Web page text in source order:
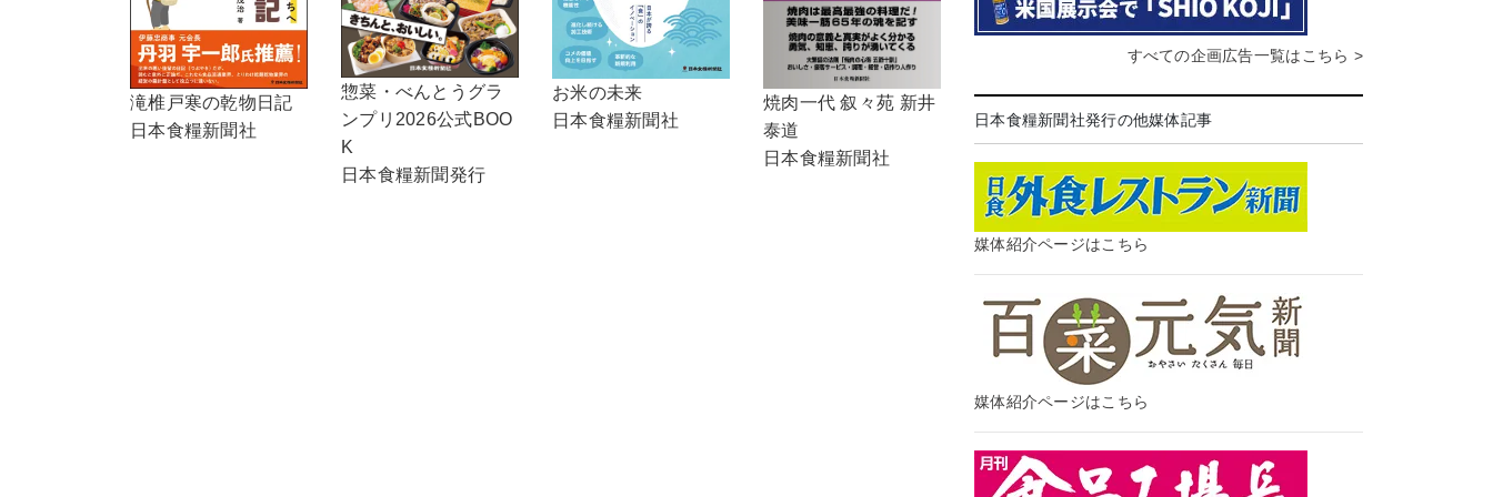
滝椎戸寒の乾物日記
日本食糧新聞社
惣菜・べんとうグラ
ンプリ2026公式BOO
K
日本食糧新聞発行
お米の未来
日本食糧新聞社
焼肉一代 叙々苑 新井
泰道
日本食糧新聞社
すべての企画広告一覧はこちら >
日本食糧新聞社発行の他媒体記事
媒体紹介ページはこちら
媒体紹介ページはこちら